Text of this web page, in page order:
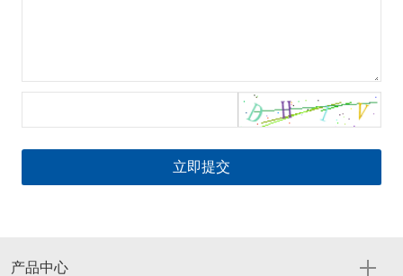
产品中心